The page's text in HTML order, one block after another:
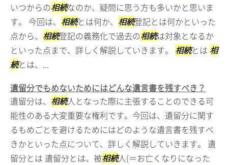
いつからの相続なのか、疑問に思う方も多いかと思いま
す。 今回は、 相続とは何か、 相続登記とは何かといった
点から、 相続登記の義務化で過去の相続は対象となるか
といった点まで、詳しく解説していきます。 相続とは 相
続とは、...
遺留分でもめないためにはどんな遺言書を残すべき？
遺留分は、 相続人となった際に主張することのできる可
能性のある大変重要な権利です。今回は、遺留分に関す
るもめごとを避けるためにはどのような遺言書を残すべ
きかといった点について、詳しく解説していきます。 遺
留分とは 遺留分とは、被相続人(＝お亡くなりになった